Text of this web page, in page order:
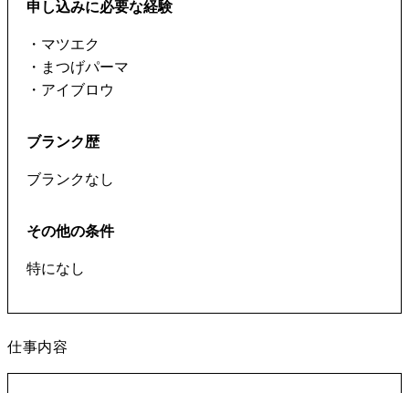
申し込みに必要な経験
・マツエク
・まつげパーマ
・アイブロウ
ブランク歴
ブランクなし
その他の条件
特になし
仕事内容